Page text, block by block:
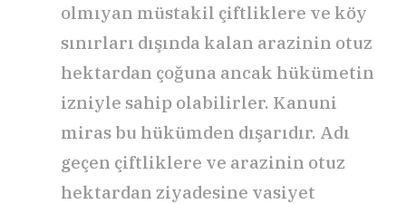
olmıyan müstakil çiftliklere ve köy
sınırları dışında kalan arazinin otuz
hektardan çoğuna ancak hükümetin
izniyle sahip olabilirler. Kanuni
miras bu hükümden dışarıdır. Adı
geçen çiftliklere ve arazinin otuz
hektardan ziyadesine vasiyet